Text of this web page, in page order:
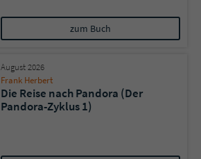
zum Buch
August 2026
Frank Herbert
Die Reise nach Pandora (Der
Pandora-Zyklus 1)